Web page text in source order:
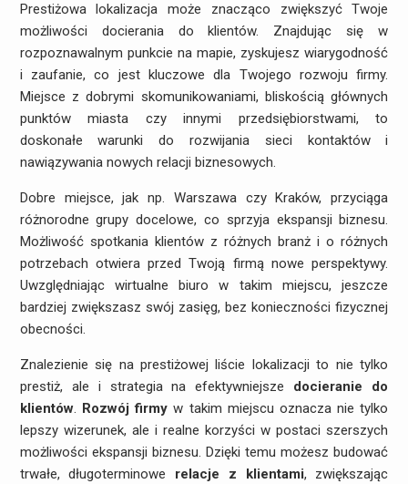
Prestiżowa lokalizacja może znacząco zwiększyć Twoje
możliwości docierania do klientów. Znajdując się w
rozpoznawalnym punkcie na mapie, zyskujesz wiarygodność
i zaufanie, co jest kluczowe dla Twojego rozwoju firmy.
Miejsce z dobrymi skomunikowaniami, bliskością głównych
punktów miasta czy innymi przedsiębiorstwami, to
doskonałe warunki do rozwijania sieci kontaktów i
nawiązywania nowych relacji biznesowych.
Dobre miejsce, jak np. Warszawa czy Kraków, przyciąga
różnorodne grupy docelowe, co sprzyja ekspansji biznesu.
Możliwość spotkania klientów z różnych branż i o różnych
potrzebach otwiera przed Twoją firmą nowe perspektywy.
Uwzględniając wirtualne biuro w takim miejscu, jeszcze
bardziej zwiększasz swój zasięg, bez konieczności fizycznej
obecności.
Znalezienie się na prestiżowej liście lokalizacji to nie tylko
prestiż, ale i strategia na efektywniejsze docieranie do
klientów. Rozwój firmy w takim miejscu oznacza nie tylko
lepszy wizerunek, ale i realne korzyści w postaci szerszych
możliwości ekspansji biznesu. Dzięki temu możesz budować
trwałe, długoterminowe relacje z klientami, zwiększając